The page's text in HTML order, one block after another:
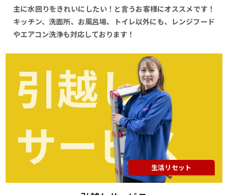
主に水回りをきれいにしたい！と言うお客様にオススメです！
キッチン、洗面所、お風呂場、トイレ以外にも、レンジフード
やエアコン洗浄も対応しております！
引越し
サービス
生活リセット